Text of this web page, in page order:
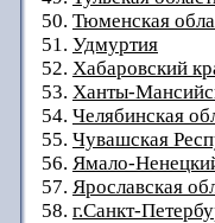
50. Тюменская
51. Удмуртия
52. Хабаровский
53. Ханты-
54. Челябинская
55. Чувашская
56. Ямало-
57. Ярославская
58. г.Санкт-